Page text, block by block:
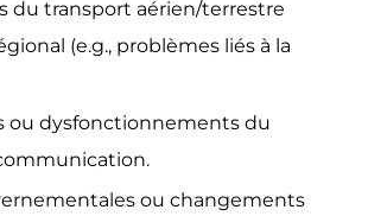
du transport aérien/terrestre
(e.g., problèmes liés à la
ou dysfonctionnements du
ou changements